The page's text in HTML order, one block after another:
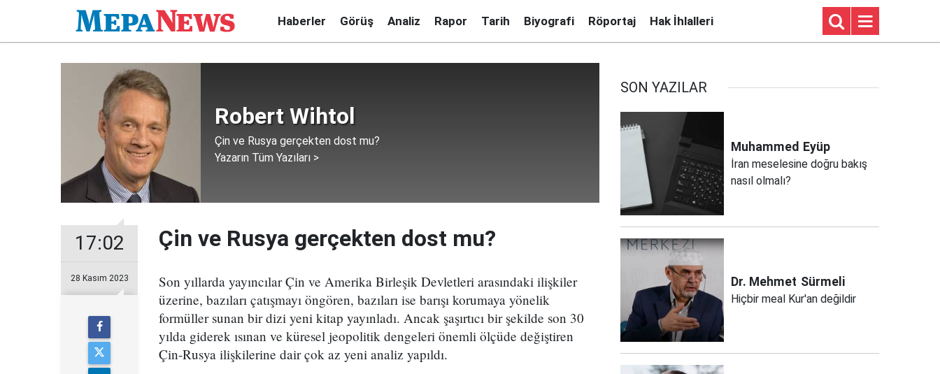
Haberler Görüş Analiz Rapor Tarih Biyografi Röportaj Hak İhlalleri
Robert Wihtol
Çin ve Rusya gerçekten dost mu?
Yazarın Tüm Yazıları >
17:02
28 Kasım 2023
Çin ve Rusya gerçekten dost mu?
Son yıllarda yayıncılar Çin ve Amerika Birleşik Devletleri arasındaki ilişkiler
üzerine, bazıları çatışmayı öngören, bazıları ise barışı korumaya yönelik
formüller sunan bir dizi yeni kitap yayınladı. Ancak şaşırtıcı bir şekilde son 30
yılda giderek ısınan ve küresel jeopolitik dengeleri önemli ölçüde değiştiren
Çin-Rusya ilişkilerine dair çok az yeni analiz yapıldı.
SON YAZILAR
Muhammed Eyüp
İran meselesine doğru bakış
nasıl olmalı?
Dr. Mehmet Sürmeli
Hiçbir meal Kur'an değildir